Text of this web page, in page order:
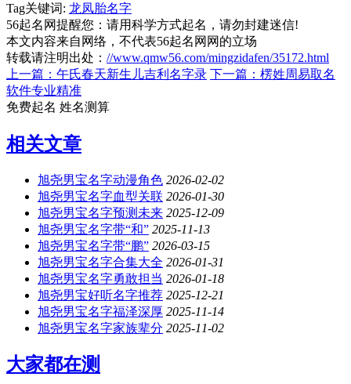
Tag关键词: 龙凤胎名字
56起名网提醒您：请用科学方式起名，请勿封建迷信!
本文内容来自网络，不代表56起名网网的立场
转载请注明出处： //www.qmw56.com/mingzidafen/35172.html
上一篇：午氏春天新生儿吉利名字录 下一篇：楞姓周易取名
软件专业精准
免费起名 姓名测算
相关文章
旭尧男宝名字动漫角色 2026-02-02
旭尧男宝名字血型关联 2026-01-30
旭尧男宝名字预测未来 2025-12-09
旭尧男宝名字带“和” 2025-11-13
旭尧男宝名字带“鹏” 2026-03-15
旭尧男宝名字合集大全 2026-01-31
旭尧男宝名字勇敢担当 2026-01-18
旭尧男宝好听名字推荐 2025-12-21
旭尧男宝名字福泽深厚 2025-11-14
旭尧男宝名字家族辈分 2025-11-02
大家都在测